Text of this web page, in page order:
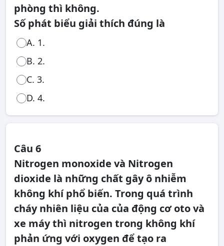
phòng thì không.
Số phát biểu giải thích đúng là
A. 1.
B. 2.
C. 3.
D. 4.
Câu 6
Nitrogen monoxide và Nitrogen
dioxide là những chất gây ô nhiễm
không khí phổ biến. Trong quá trình
cháy nhiên liệu của của động cơ oto và
xe máy thì nitrogen trong không khí
phản ứng với oxygen để tạo ra